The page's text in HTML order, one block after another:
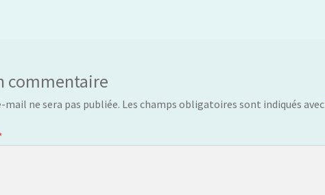
commentaire
mail ne sera pas publiée. Les champs obligatoires sont indiqués avec